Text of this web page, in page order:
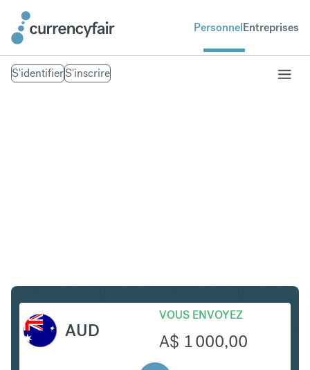
PersonnelEntreprises
S'identifierS'inscrire
AUD
VOUS ENVOYEZ
A$ 1 000,00